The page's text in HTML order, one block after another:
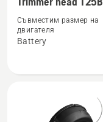
за
Trimmer
Съвместим размер на
двигателя
Battery